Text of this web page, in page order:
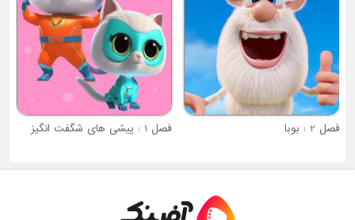
فصل 2 : بوبا فصل 1 : پیشی های شگفت انگیز